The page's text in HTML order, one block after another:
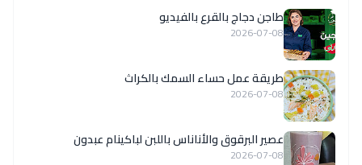
طاجن دجاج بالقرع بالفيديو
2026-07-08
طريقة عمل حساء السمك بالكراث
2026-07-08
عصير البرقوق والأناناس باللبن لباكينام عبدون
2026-07-08